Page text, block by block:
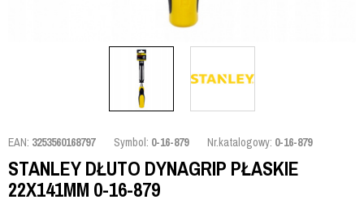
EAN: 3253560168797 Symbol: 0-16-879 Nr.katalogowy: 0-16-879
STANLEY DŁUTO DYNAGRIP PŁASKIE
22X141MM 0-16-879